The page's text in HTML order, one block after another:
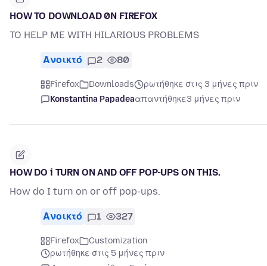
HOW TO DOWNLOAD 0N FIREFOX
TO HELP ME WITH HILARIOUS PROBLEMS
Ανοικτό 2 80
Firefox Downloads
ρωτήθηκε στις 3 μήνες πριν
Konstantina Papadeaαπαντήθηκε3 μήνες πριν
HOW DO i TURN ON AND OFF POP-UPS ON THIS.
How do I turn on or off pop-ups.
Ανοικτό 1 327
Firefox
Customization
ρωτήθηκε στις 5 μήνες πριν